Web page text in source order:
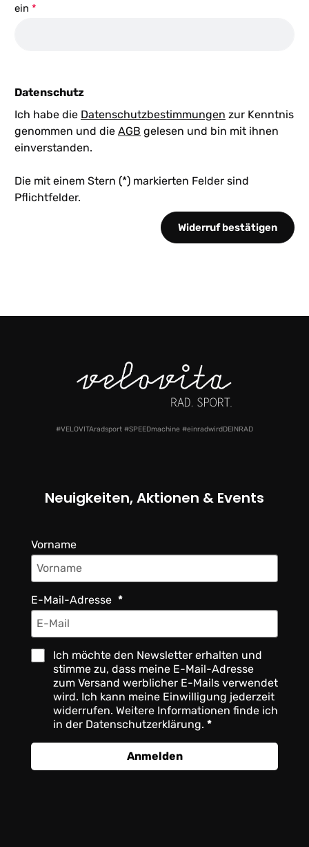
ein *
Datenschutz
Ich habe die Datenschutzbestimmungen zur Kenntnis
genommen und die AGB gelesen und bin mit ihnen
einverstanden.
Die mit einem Stern (*) markierten Felder sind
Pflichtfelder.
Widerruf bestätigen
#VELOVITAradsport #SPEEDmachine #einradwirdDEINRAD
Neuigkeiten, Aktionen & Events
Vorname
E-Mail-Adresse
Ich möchte den Newsletter erhalten und
stimme zu, dass meine E-Mail-Adresse
zum Versand werblicher E-Mails verwendet
wird. Ich kann meine Einwilligung jederzeit
widerrufen. Weitere Informationen finde ich
in der Datenschutzerklärung.
Anmelden